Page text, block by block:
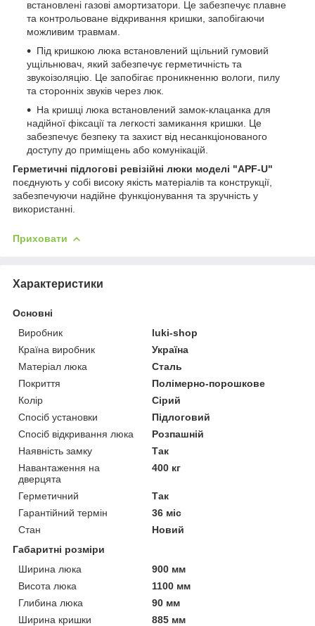
встановлені газові амортизатори. Це забезпечує плавне
та контрольоване відкривання кришки, запобігаючи
можливим травмам.
Під кришкою люка встановлений щільний гумовий
ущільнювач, який забезпечує герметичність та
звукоізоляцію. Це запобігає проникненню вологи, пилу
та сторонніх звуків через люк.
На кришці люка встановлений замок-клацанка для
надійної фіксації та легкості замикання кришки. Це
забезпечує безпеку та захист від несанкціонованого
доступу до приміщень або комунікацій.
Герметичні підлогові ревізійні люки моделі "APF-U"
поєднують у собі високу якість матеріалів та конструкції,
забезпечуючи надійне функціонування та зручність у
використанні.
Приховати
Характеристики
Основні
Виробник
luki-shop
Країна виробник
Україна
Матеріал люка
Сталь
Покриття
Полімерно-порошкове
Колір
Сірий
Спосіб установки
Підлоговий
Спосіб відкривання люка
Розпашній
Наявність замку
Так
Навантаження на
дверцята
400 кг
Герметичний
Так
Гарантійний термін
36 міс
Стан
Новий
Габаритні розміри
Ширина люка
900 мм
Висота люка
1100 мм
Глибина люка
90 мм
Ширина кришки
885 мм